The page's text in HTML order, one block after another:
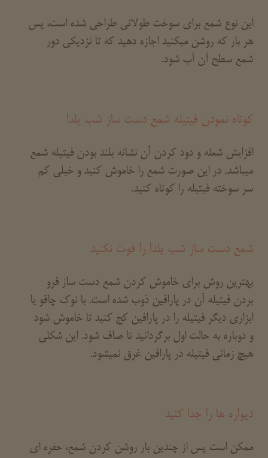
این نوع شمع برای سوخت طولانی طراحی شده است، پس
هر بار که روشن میکنید اجازه دهید که تا نزدیکی دور
شمع سطح آن آب شود.
کوتاه نمودن فیتیله شمع دست ساز شب یلدا
افزایش شعله و دود کردن آن نشانه بلند بودن فیتیله شمع
میباشد. در این صورت شمع را خاموش کنید و خیلی کم
سر سوخته فیتیله را کوتاه کنید.
شمع دست ساز شب یلدا را فوت نکنید
بهترین روش برای خاموش کردن شمع دست ساز فرو
بردن فیتیله آن در پارافین ذوب شده است. با نوک چاقو یا
ابزاری دیگر فیتیله را در پارافین کج کنید تا خاموش شود
و دوباره به حالت اول برگردانید تا صاف شود. این شکلی
هیچ زمانی فیتیله در پارافین غرق نمیشود.
دیواره ها را جدا کنید
ممکن است پس از چندین بار روشن کردن شمع، حفره ای